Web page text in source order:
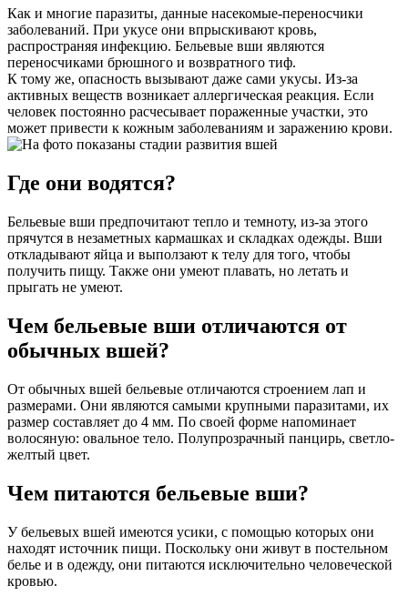
Как и многие паразиты, данные насекомые-переносчики
заболеваний. При укусе они впрыскивают кровь,
распространяя инфекцию. Бельевые вши являются
переносчиками брюшного и возвратного тиф.
К тому же, опасность вызывают даже сами укусы. Из-за
активных веществ возникает аллергическая реакция. Если
человек постоянно расчесывает пораженные участки, это
может привести к кожным заболеваниям и заражению крови.
Где они водятся?
Бельевые вши предпочитают тепло и темноту, из-за этого
прячутся в незаметных кармашках и складках одежды. Вши
откладывают яйца и выползают к телу для того, чтобы
получить пищу. Также они умеют плавать, но летать и
прыгать не умеют.
Чем бельевые вши отличаются от
обычных вшей?
От обычных вшей бельевые отличаются строением лап и
размерами. Они являются самыми крупными паразитами, их
размер составляет до 4 мм. По своей форме напоминает
волосяную: овальное тело. Полупрозрачный панцирь, светло-
желтый цвет.
Чем питаются бельевые вши?
У бельевых вшей имеются усики, с помощью которых они
находят источник пищи. Поскольку они живут в постельном
белье и в одежду, они питаются исключительно человеческой
кровью.